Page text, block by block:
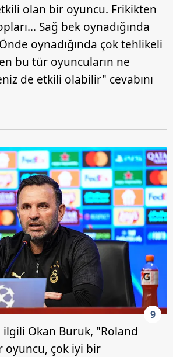
olan bir oyuncu. Frikikten
Sağ bek oynadığında
oynadığında çok tehlikeli
bu tür oyuncuların ne
de etkili olabilir" cevabını
9
ilgili Okan Buruk, "Roland
oyuncu, çok iyi bir